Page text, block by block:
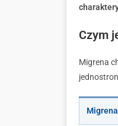
Czym
Migrena